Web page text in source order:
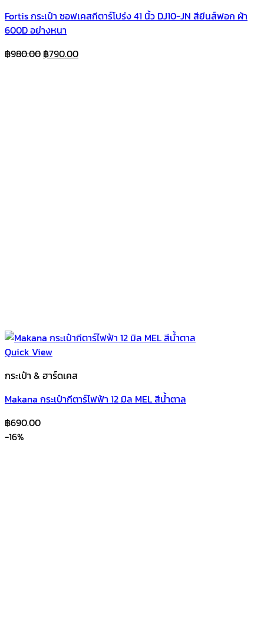
Fortis กระเป๋า ซอฟเคสกีตาร์โปร่ง 41 นิ้ว DJ10-JN สียีนส์ฟอก ผ้า
600D อย่างหนา
฿980.00 Original
฿790.00Current
Quick View
กระเป๋า & ฮาร์ดเคส
Makana กระเป๋ากีตาร์ไฟฟ้า 12 มิล MEL สีน้ำตาล
฿690.00
-16%